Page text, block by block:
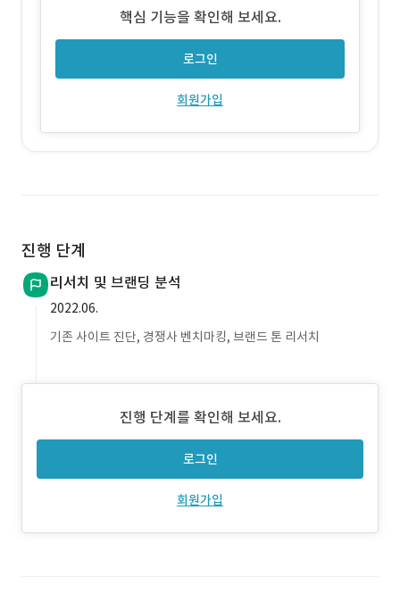
핵심 기능을 확인해 보세요.
로그인
회원가입
진행 단계
리서치 및 브랜딩 분석
2022.06.
기존 사이트 진단, 경쟁사 벤치마킹, 브랜드 톤 리서치
진행 단계를 확인해 보세요.
로그인
회원가입